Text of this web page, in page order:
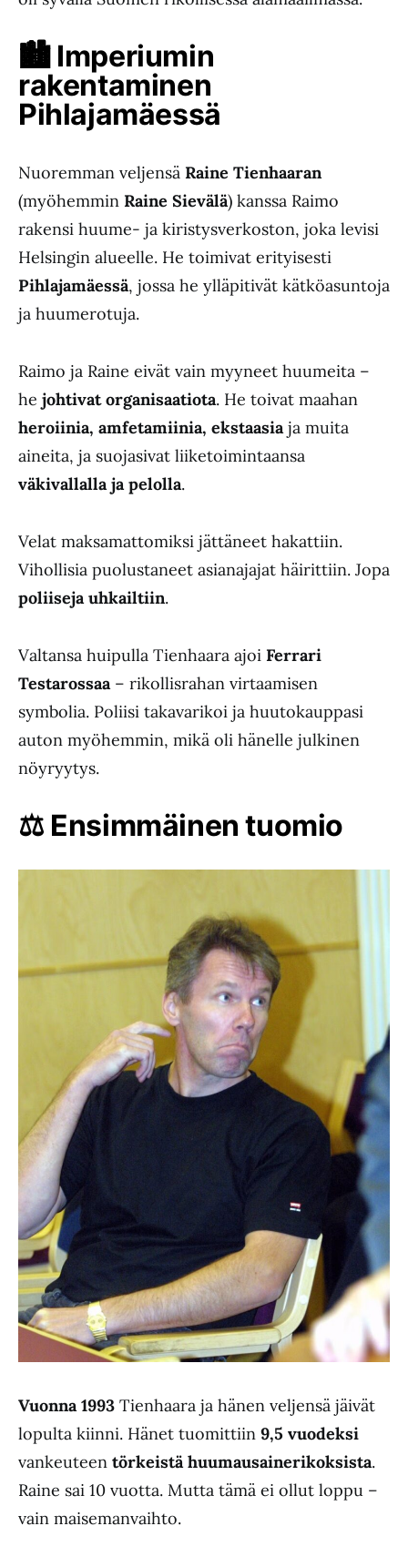
🏙️ Imperiumin
rakentaminen
Pihlajamäessä
Nuoremman veljensä Raine Tienhaaran
(myöhemmin Raine Sievälä) kanssa Raimo
rakensi huume- ja kiristysverkoston, joka levisi
Helsingin alueelle. He toimivat erityisesti
Pihlajamäessä, jossa he ylläpitivät kätköasuntoja
ja huumerotuja.
Raimo ja Raine eivät vain myyneet huumeita –
he johtivat organisaatiota. He toivat maahan
heroiinia, amfetamiinia, ekstaasia ja muita
aineita, ja suojasivat liiketoimintaansa
väkivallalla ja pelolla.
Velat maksamattomiksi jättäneet hakattiin.
Vihollisia puolustaneet asianajajat häirittiin. Jopa
poliiseja uhkailtiin.
Valtansa huipulla Tienhaara ajoi Ferrari
Testarossaa – rikollisrahan virtaamisen
symbolia. Poliisi takavarikoi ja huutokauppasi
auton myöhemmin, mikä oli hänelle julkinen
nöyryytys.
⚖️ Ensimmäinen tuomio
Vuonna 1993 Tienhaara ja hänen veljensä jäivät
lopulta kiinni. Hänet tuomittiin 9,5 vuodeksi
vankeuteen törkeistä huumausainerikoksista.
Raine sai 10 vuotta. Mutta tämä ei ollut loppu –
vain maisemanvaihto.